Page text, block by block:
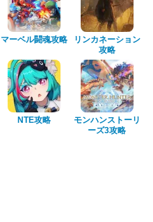
マーベル闘魂攻略
リンカネーション
攻略
NTE攻略
モンハンストーリ
ーズ3攻略